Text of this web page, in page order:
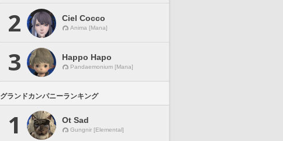
2 Ciel Cocco
Anima [Mana]
3 Happo Hapo
Pandaemonium [Mana]
グランドカンパニーランキング
1 Ot Sad
Gungnir [Elemental]